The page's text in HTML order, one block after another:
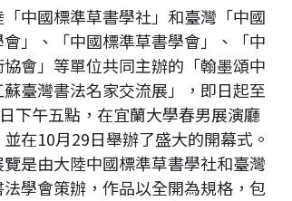
「中國標準草書學社」和臺灣「中國
」、「中國標準草書學會」、「中
協會」等單位共同主辦的「翰墨頌中
臺灣書法名家交流展」，即日起至
下午五點，在宜蘭大學春男展演廳
在10月29日舉辦了盛大的開幕式。
覽是由大陸中國標準草書學社和臺灣
法學會策辦，作品以全開為規格，包